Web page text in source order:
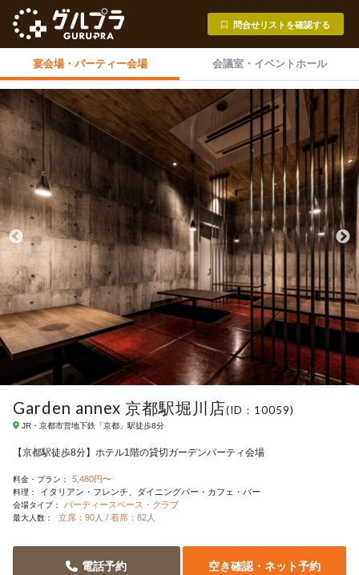
問合せリストを確認する
宴会場・ パーティー会場 会議室・ イベントホール
Garden annex 京都駅堀川店(ID：10059)
JR・京都市営地下鉄「京都」駅徒歩8分
【京都駅徒歩8分】ホテル1階の貸切ガーデンパーティ会場
料金・プラン： 5,480円〜
料理： イタリアン・フレンチ ダイニングバー・カフェ・バー
会場タイプ： パーティースペース・クラブ
最大人数： 立席：90人 / 着席：82人
空き確認・ネット予約
電話予約